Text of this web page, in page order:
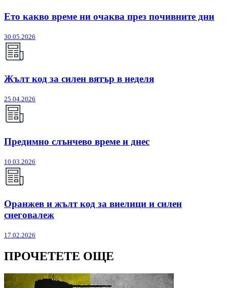
Ето какво време ни очаква през почивните дни
30.05.2026
Жълт код за силен вятър в неделя
25.04.2026
Предимно слънчево време и днес
10.03.2026
Оранжев и жълт код за виелици и силен
снеговалеж
17.02.2026
ПРОЧЕТЕТЕ ОЩЕ